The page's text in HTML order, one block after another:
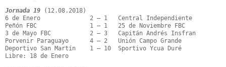
Jornada 19 (12.08.2018)
6 de Enero              2 – 1   Central Independiente
Peñón FBC               1 – 1   25 de Noviembre FBC
3 de Mayo FBC           2 – 3   Capitán Andrés Insfran
Porvenir Paraguayo      4 – 2   Unión Campo Grande
Deportivo San Martín    1 – 10  Sportivo Ycua Duré
Libre: 18 de Enero